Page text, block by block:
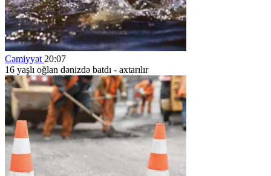
Cəmiyyət 20:07
16 yaşlı oğlan dənizdə batdı - axtarılır